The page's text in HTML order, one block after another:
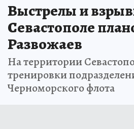
Выстрелы и
Севастополе
Развожаев
На территории
тренировки
Черноморского флота